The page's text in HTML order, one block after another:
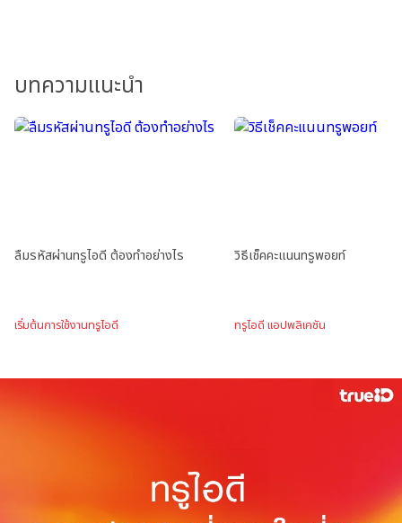
บทความแนะนำ
ลืมรหัสผ่านทรูไอดี ต้องทำอย่างไร
เริ่มต้นการใช้งานทรูไอดี
วิธีเช็คคะแนนทรูพอยท์
ทรูไอดี แอปพลิเคชัน